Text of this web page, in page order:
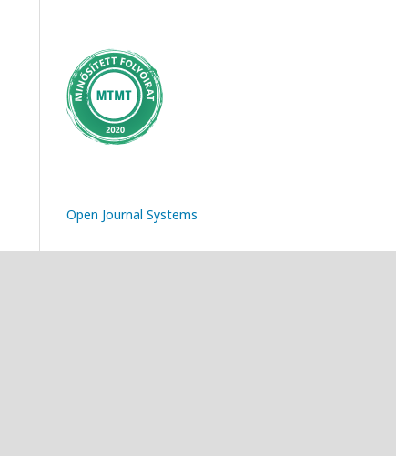
Open Journal Systems